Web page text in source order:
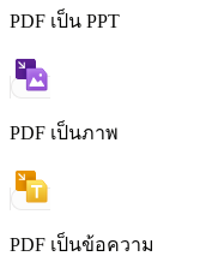
PDF เป็น PPT
PDF เป็นภาพ
PDF เป็นข้อความ